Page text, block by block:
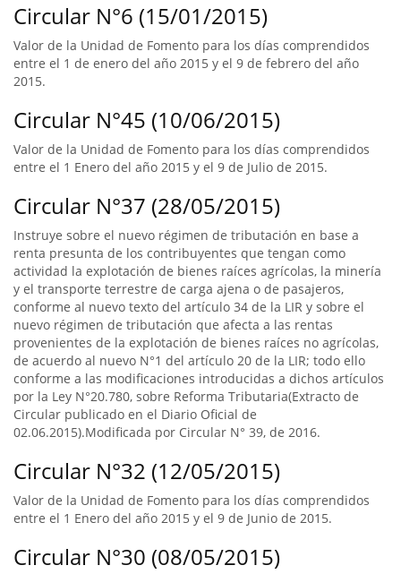
Circular N°6 (15/01/2015)
Valor de la Unidad de Fomento para los días comprendidos
entre el 1 de enero del año 2015 y el 9 de febrero del año
2015.
Circular N°45 (10/06/2015)
Valor de la Unidad de Fomento para los días comprendidos
entre el 1 Enero del año 2015 y el 9 de Julio de 2015.
Circular N°37 (28/05/2015)
Instruye sobre el nuevo régimen de tributación en base a
renta presunta de los contribuyentes que tengan como
actividad la explotación de bienes raíces agrícolas, la minería
y el transporte terrestre de carga ajena o de pasajeros,
conforme al nuevo texto del artículo 34 de la LIR y sobre el
nuevo régimen de tributación que afecta a las rentas
provenientes de la explotación de bienes raíces no agrícolas,
de acuerdo al nuevo N°1 del artículo 20 de la LIR; todo ello
conforme a las modificaciones introducidas a dichos artículos
por la Ley N°20.780, sobre Reforma Tributaria(Extracto de
Circular publicado en el Diario Oficial de
02.06.2015).Modificada por Circular N° 39, de 2016.
Circular N°32 (12/05/2015)
Valor de la Unidad de Fomento para los días comprendidos
entre el 1 Enero del año 2015 y el 9 de Junio de 2015.
Circular N°30 (08/05/2015)